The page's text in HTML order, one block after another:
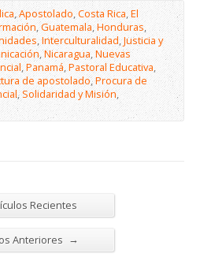
,Apostolado,Costa Rica,El
,Guatemala,Honduras,
,Interculturalidad,Justicia y
,Nicaragua,Nuevas
,Panamá,Pastoral Educativa,
de apostolado,Procura de
,Solidaridad y Misión,
Recientes
Anteriores →